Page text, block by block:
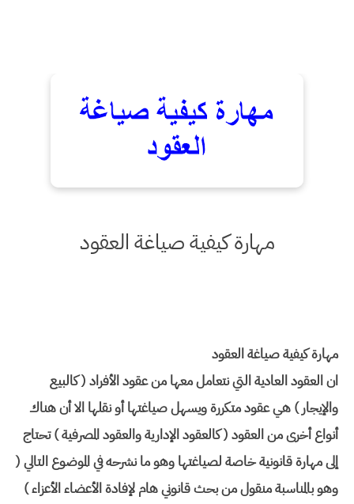
مهارة كيفية صياغة العقود
مهارة كيفية صياغة العقود
ان العقود العادية التي نتعامل معها من عقود الأفراد ( كالبيع
والإيجار ) هي عقود متكررة ويسهل صياغتها أو نقلها الا أن هناك
أنواع أخرى من العقود ( كالعقود الإدارية والعقود المصرفية ) تحتاج
إلى مهارة قانونية خاصة لصياغتها وهو ما نشرحه في الموضوع التالي (
وهو بالمناسبة منقول من بحث قانوني هام لإفادة الأعضاء الأعزاء )